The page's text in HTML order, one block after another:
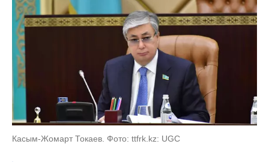
Касым-Жомарт Токаев. Фото: ttfrk.kz: UGC